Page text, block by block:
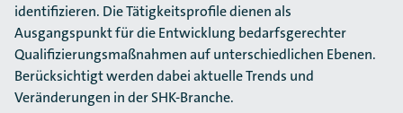
identifizieren. Die Tätigkeitsprofile dienen als
Ausgangspunkt für die Entwicklung bedarfsgerechter
Qualifizierungsmaßnahmen auf unterschiedlichen Ebenen.
Berücksichtigt werden dabei aktuelle Trends und
Veränderungen in der SHK-Branche.